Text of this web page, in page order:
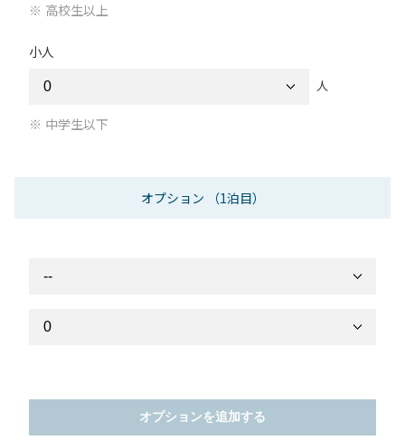
高校生以上
小人
人
中学生以下
オプション （1泊目）
オプションを追加する